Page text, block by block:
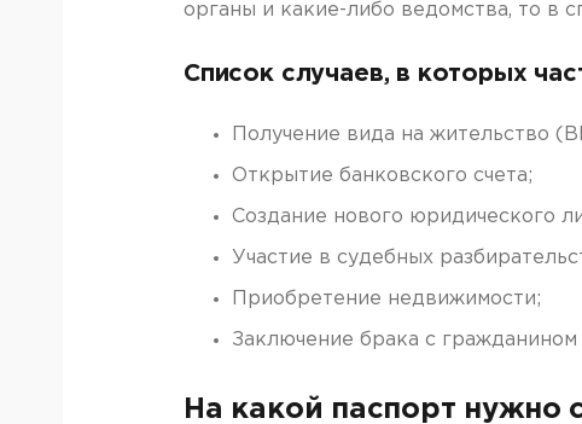
органы и какие-либо ведомства, то в
Список случаев, в которых
Получение вида на жительство
Открытие банковского счета;
Создание нового юридического
Участие в судебных
Приобретение недвижимости;
Заключение брака с гражданином
На какой паспорт нужно